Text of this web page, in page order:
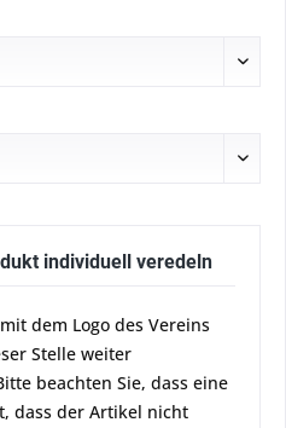
individuell veredeln
dem Logo des Vereins
Stelle weiter
beachten Sie, dass eine
dass der Artikel nicht